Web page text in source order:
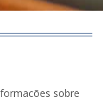
sobre